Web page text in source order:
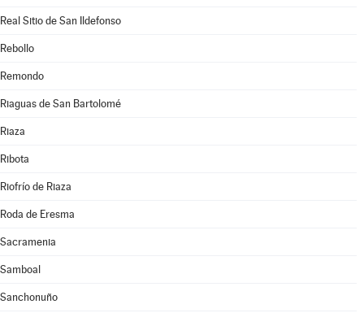
Real Sitio de San Ildefonso
Rebollo
Remondo
Riaguas de San Bartolomé
Riaza
Ribota
Riofrío de Riaza
Roda de Eresma
Sacramenia
Samboal
Sanchonuño